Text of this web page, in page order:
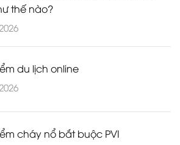
thế nào?
du lịch online
cháy nổ bắt buộc PVI